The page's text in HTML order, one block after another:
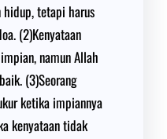
tetapi harus
(2)Kenyataan
namun Allah
(3)Seorang
ketika impiannya
kenyataan tidak